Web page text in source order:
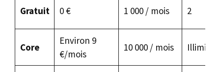
Gratuit 0 € 1 000 / mois 2
Core
Environ 9
€/mois
10 000 / mois Illimités